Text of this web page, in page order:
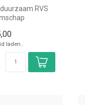
RVS
poten
laden..